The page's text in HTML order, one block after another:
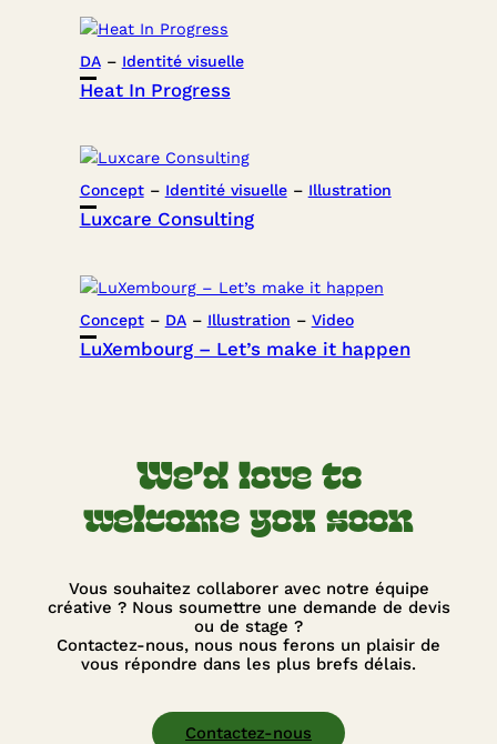
DA – Identité visuelle
Heat In Progress
Concept – Identité visuelle – Illustration
Luxcare Consulting
Concept – DA – Illustration – Video
LuXembourg – Let’s make it happen
We’d love to
welcome you soon
Vous souhaitez collaborer avec notre équipe
créative ? Nous soumettre une demande de devis
ou de stage ?
Contactez-nous, nous nous ferons un plaisir de
vous répondre dans les plus brefs délais.
Contactez-nous